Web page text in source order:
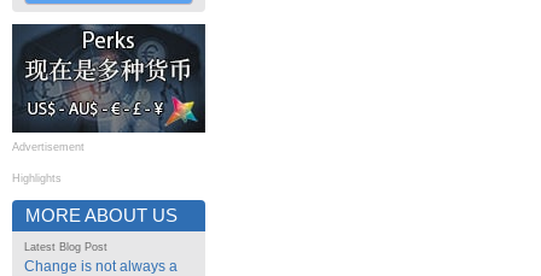
Advertisement
Highlights
MORE ABOUT US
Latest Blog Post
Change is not always a